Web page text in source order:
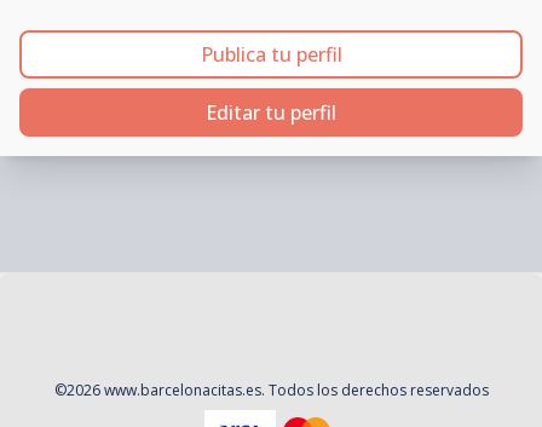
Publica tu perfil
Editar tu perfil
©2026 www.barcelonacitas.es. Todos los derechos reservados